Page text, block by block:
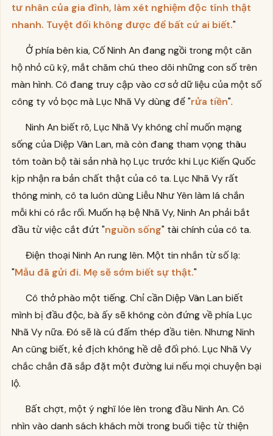
tư nhân của gia đình, làm xét nghiệm độc tính thật
nhanh. Tuyệt đối không được để bất cứ ai biết."
Ở phía bên kia, Cố Ninh An đang ngồi trong một căn
hộ nhỏ cũ kỹ, mắt chăm chú theo dõi những con số trên
màn hình. Cô đang truy cập vào cơ sở dữ liệu của một số
công ty vỏ bọc mà Lục Nhã Vy dùng để "rửa tiền".
Ninh An biết rõ, Lục Nhã Vy không chỉ muốn mạng
sống của Diệp Vân Lan, mà còn đang tham vọng thâu
tóm toàn bộ tài sản nhà họ Lục trước khi Lục Kiến Quốc
kịp nhận ra bản chất thật của cô ta. Lục Nhã Vy rất
thông minh, cô ta luôn dùng Liễu Như Yên làm lá chắn
mỗi khi có rắc rối. Muốn hạ bệ Nhã Vy, Ninh An phải bắt
đầu từ việc cắt đứt "nguồn sống" tài chính của cô ta.
Điện thoại Ninh An rung lên. Một tin nhắn từ số lạ:
"Mẫu đã gửi đi. Mẹ sẽ sớm biết sự thật."
Cô thở phào một tiếng. Chỉ cần Diệp Vân Lan biết
mình bị đầu độc, bà ấy sẽ không còn đứng về phía Lục
Nhã Vy nữa. Đó sẽ là cú đấm thép đầu tiên. Nhưng Ninh
An cũng biết, kẻ địch không hề dễ đối phó. Lục Nhã Vy
chắc chắn đã sắp đặt một đường lui nếu mọi chuyện bại
lộ.
Bất chợt, một ý nghĩ lóe lên trong đầu Ninh An. Cô
nhìn vào danh sách khách mời trong buổi tiệc từ thiện